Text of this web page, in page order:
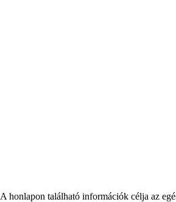
A honlapon található információk célja az